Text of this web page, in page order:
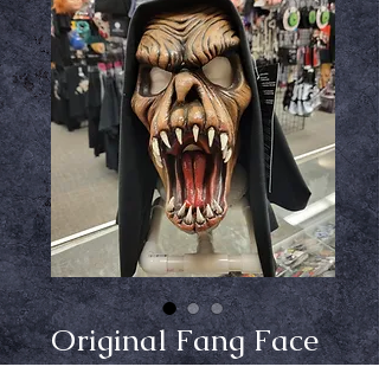
Original Fang Face